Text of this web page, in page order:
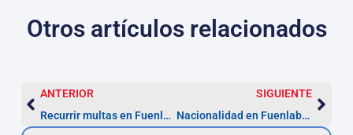
Otros artículos relacionados
ANTERIOR
Recurrir multas en Fuenlabrada: 20 días para alegar
SIGUIENTE
Nacionalidad en Fuenlabrada: pasos y plazo 1 mes